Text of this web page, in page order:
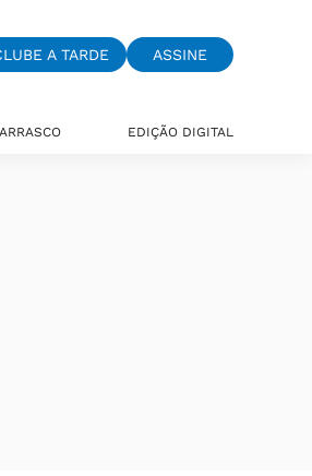
A TARDE ASSINE
EDIÇÃO DIGITAL